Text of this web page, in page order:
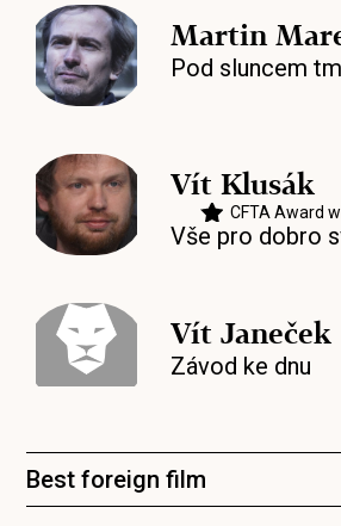
Martin
Pod sluncem
Vít Klusák
CFTA Award
Vše pro dobro
Vít Janeček
Závod ke dnu
Best foreign film